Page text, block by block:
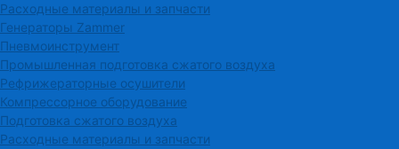
Расходные материалы и запчасти
Генераторы Zammer
Пневмоинструмент
Промышленная подготовка сжатого воздуха
Рефрижераторные осушители
Компрессорное оборудование
Подготовка сжатого воздуха
Расходные материалы и запчасти